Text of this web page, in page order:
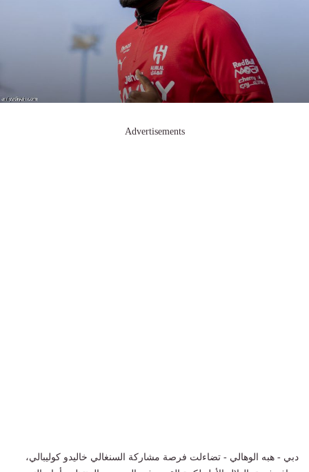
Advertisements
دبي - هبه الوهالي - تضاءلت فرصة مشاركة السنغالي خاليدو كوليبالي،